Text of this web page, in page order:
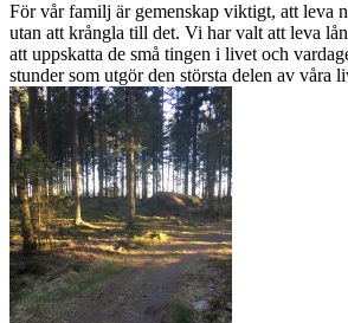
För vår familj är gemenskap viktigt, att leva
utan att krångla till det. Vi har valt att leva
att uppskatta de små tingen i livet och
stunder som utgör den största delen av våra